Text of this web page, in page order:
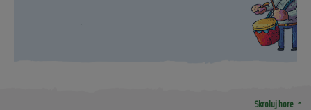
Skroluj hore arrow_drop_up